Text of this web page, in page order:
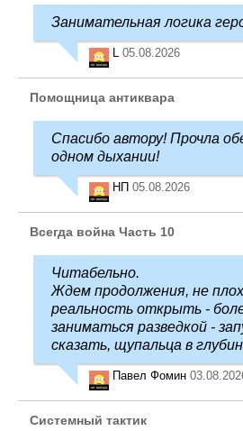
Занимательная логика
L 05.08.2026
Помощница антиквара
Спасибо автору! Прочла
одном дыхании!
НП 05.08.2026
Всегда война Часть 10
Читабельно.
Ждем продолжения, не
реальность открыть -
заниматься разведкой -
сказать, щупальца в
Павел Фомин
Системный тактик